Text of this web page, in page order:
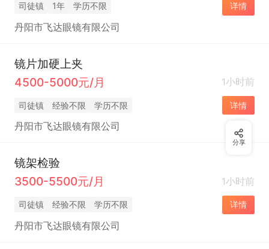
司徒镇 1年 学历不限 详情
丹阳市飞达眼镜有限公司
镜片加硬上夹
4500-5000元/月
1小时前
司徒镇 经验不限 学历不限 详情
丹阳市飞达眼镜有限公司
镜架检验
3500-5500元/月
1小时前
司徒镇 经验不限 学历不限 详情
丹阳市飞达眼镜有限公司
分享